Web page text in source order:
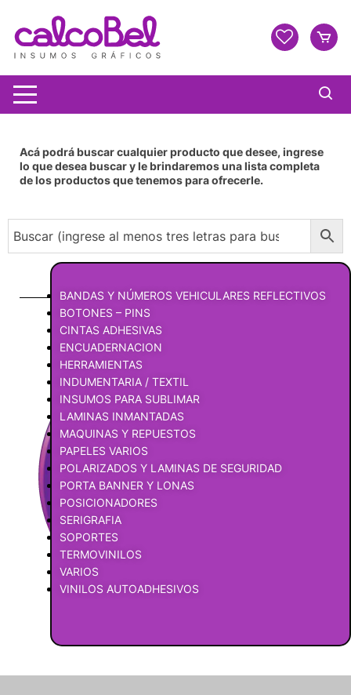
Acá podrá buscar cualquier producto que desee, ingrese
lo que desea buscar y le brindaremos una lista completa
de los productos que tenemos para ofrecerle.
BANDAS Y NÚMEROS VEHICULARES REFLECTIVOS
BOTONES – PINS
CINTAS ADHESIVAS
ENCUADERNACION
HERRAMIENTAS
INDUMENTARIA / TEXTIL
INSUMOS PARA SUBLIMAR
LAMINAS INMANTADAS
MAQUINAS Y REPUESTOS
PAPELES VARIOS
POLARIZADOS Y LAMINAS DE SEGURIDAD
PORTA BANNER Y LONAS
POSICIONADORES
SERIGRAFIA
SOPORTES
TERMOVINILOS
VARIOS
VINILOS AUTOADHESIVOS